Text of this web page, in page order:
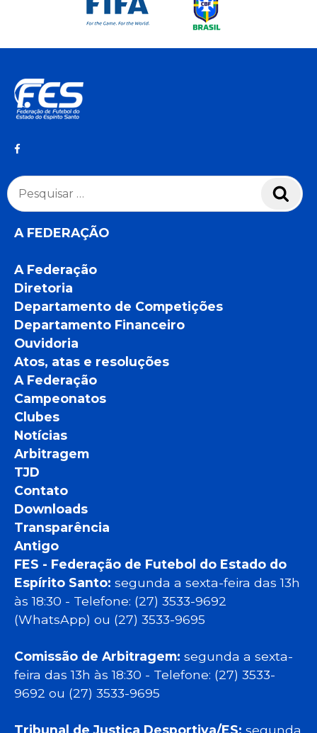
Pesquisar
por:
A FEDERAÇÃO
A Federação
Diretoria
Departamento de Competições
Departamento Financeiro
Ouvidoria
Atos, atas e resoluções
A Federação
Campeonatos
Clubes
Notícias
Arbitragem
TJD
Contato
Downloads
Transparência
Antigo
FES - Federação de Futebol do Estado do
Espírito Santo: segunda a sexta-feira das 13h
às 18:30 - Telefone: (27) 3533-9692
(WhatsApp) ou (27) 3533-9695
Comissão de Arbitragem: segunda a sexta-
feira das 13h às 18:30 - Telefone: (27) 3533-
9692 ou (27) 3533-9695